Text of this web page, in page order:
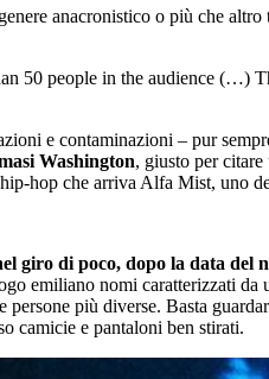
anacronistico o più che
50 people in the audience (…)
e contaminazioni – pur
Washington, giusto per
hop che arriva Alfa Mist, uno
giro di poco, dopo la data
emiliano nomi caratterizzati
più diverse. Basta
camicie e pantaloni ben stirati.